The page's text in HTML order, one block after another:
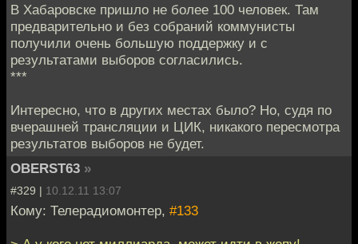
В Хабаровске пришло не более 100 человек. Там
предварительно и без собраний коммунисты
получили очень большую поддержку и с
результатами выборов согласились.
***
Интересно, что в других местах было? Но, судя по
вчерашней трансляции и ЦИК, никакого пересмотра
результатов выборов не будет.
OBERST63 »
#329 | 10.12.11 13:07
Кому: Телерадиомонтер, #133